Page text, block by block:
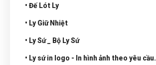
• Đế Lót Ly
• Ly Giữ Nhiệt
• Ly Sứ _ Bộ Ly Sứ
• Ly sứ in logo - In hình ảnh theo yêu cầu.